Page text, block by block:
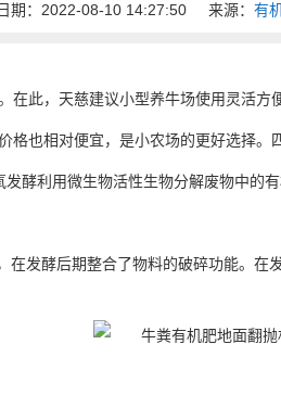
日期：2022-08-10 14:27:50 来源： 有
此，天慈建议小型养牛场使用灵活方
也相对便宜，是小农场的更好选择。
酵利用微生物活性生物分解废物中的
发酵后期整合了物料的破碎功能。